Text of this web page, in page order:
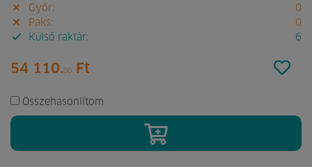
Győr:
0
Paks:
0
Külső raktár:
6
54 110.00 Ft
Összehasonlítom